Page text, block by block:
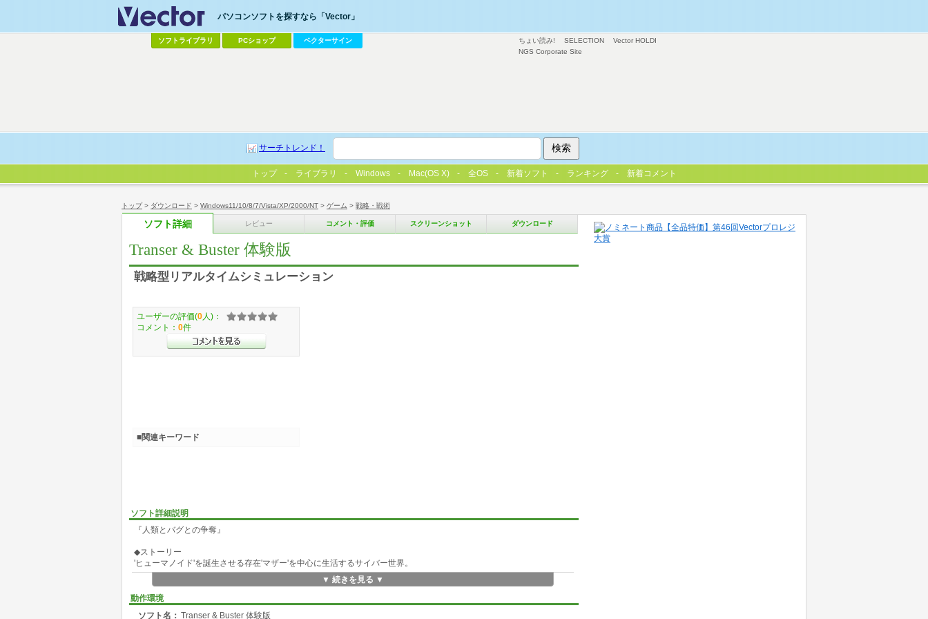
トップ> ダウンロード > Windows11/10/8/7/Vista/XP/2000/NT > ゲーム > 戦略・戦術
ソフト詳細 レビュー コメント・評価 スクリーンショット ダウンロード
Transer & Buster 体験版
戦略型リアルタイムシミュレーション
ソフト詳細説明
『人類とバグとの争奪』
◆ストーリー
'ヒューマノイド'を誕生させる存在'マザー'を中心に生活するサイバー世界。
生活に欠かせないエネルギー源『スピリット』を運搬する『トランサー』
エネルギーを食糧とし、膨大なエネルギーを持つマザーを攻撃する『バグ』
バグの進撃からマザーを守るため『鍵』を武器として戦う『バスター』
▼ 続きを見る ▼
動作環境
ソフト名： Transer & Buster 体験版
ユーザーの評価(0 人)：
コメント： 0件
■関連キーワード
ちょい読み! SELECTION
Vector HOLDI
NGS Corporate Site
パソコンソフトを探すなら「Vector」
ソフトライブラリ PCショップ ベクターサイン
サーチトレンド！
トップ ライブラリ Windows Mac(OS X) 全OS 新着ソフト ランキング 新着コメント